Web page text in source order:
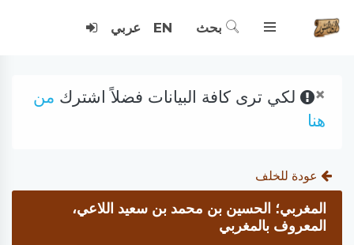
بحث EN عربي
× لكي ترى كافة البيانات فضلاً اشترك من
هنا
عودة للخلف
المغربي؛ الحسين بن محمد بن سعيد اللاعي،
المعروف بالمغربي